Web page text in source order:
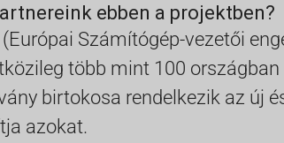
ebben a projektben?
(Európai Számítógép-vezetői
több mint 100
birtokosa rendelkezik az új
azokat.